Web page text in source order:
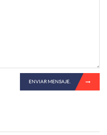
ENVIAR MENSAJE.